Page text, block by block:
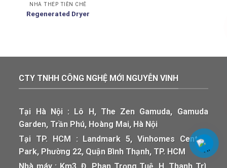
NHÀ THÉP TIỀN CHẾ
Regenerated Dryer
CTY TNHH CÔNG NGHỆ MỚI NGUYỄN VINH
Tại Hà Nội : Lô H, The Zen Gamuda, Gamuda
Garden, Trần Phú, Hoàng Mai, Hà Nội
Tại TP. HCM : Landmark 5, Vinhomes Central
Park, Phường 22, Quận Bình Thạnh, TP. HCM